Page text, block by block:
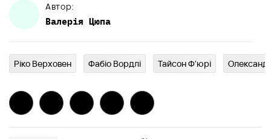
Автор:
Валерія Цюпа
Ріко Верховен Фабіо Вордлі Тайсон Ф'юрі